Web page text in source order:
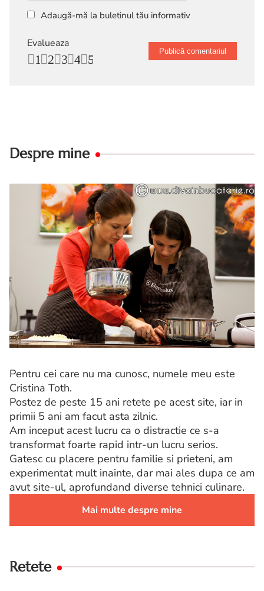
Adaugă-mă la buletinul tău informativ
Evalueaza
5
4
3
2
1
Despre mine
Pentru cei care nu ma cunosc, numele meu este
Cristina Toth.
Postez de peste 15 ani retete pe acest site, iar in
primii 5 ani am facut asta zilnic.
Am inceput acest lucru ca o distractie ce s-a
transformat foarte rapid intr-un lucru serios.
Gatesc cu placere pentru familie si prieteni, am
experimentat mult inainte, dar mai ales dupa ce am
avut site-ul, aprofundand diverse tehnici culinare.
Mai multe despre mine
Retete